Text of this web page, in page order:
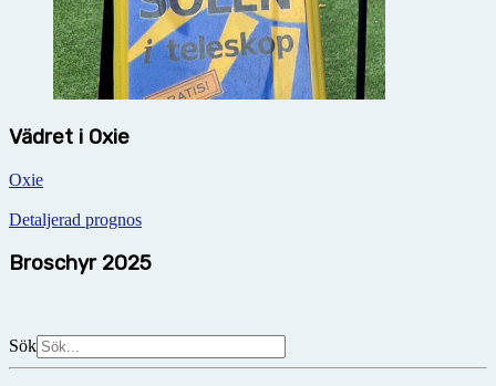
Vädret i Oxie
Oxie
Detaljerad prognos
Broschyr 2025
Sök